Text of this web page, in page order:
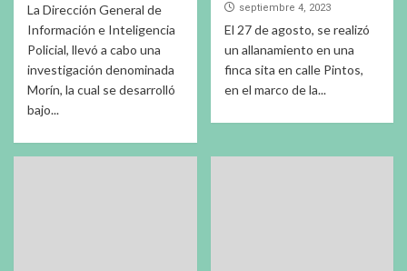
La Dirección General de
Información e Inteligencia
Policial, llevó a cabo una
investigación denominada
Morín, la cual se desarrolló
bajo...
septiembre 4, 2023
El 27 de agosto, se realizó
un allanamiento en una
finca sita en calle Pintos,
en el marco de la...